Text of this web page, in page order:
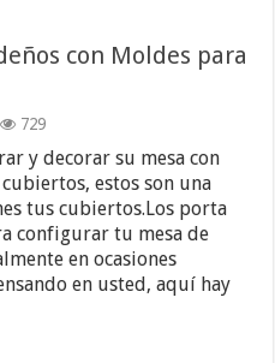
con Moldes para
729
y decorar su mesa con
estos son una
tus cubiertos.Los porta
configurar tu mesa de
en ocasiones
en usted, aquí hay